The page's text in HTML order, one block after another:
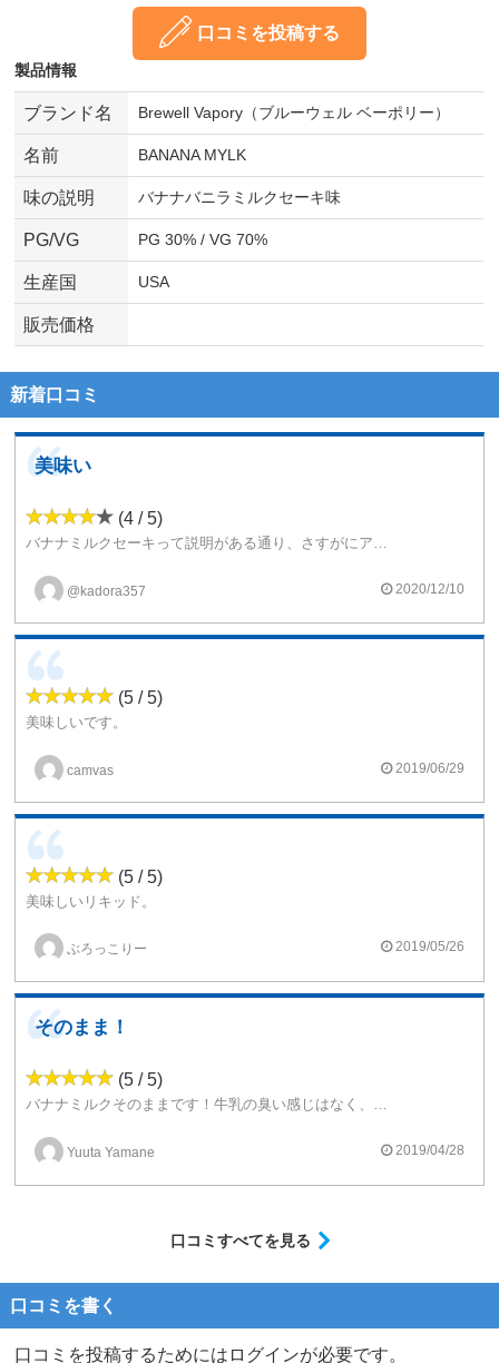
口コミを投稿する
製品情報
ブランド名 Brewell Vapory（ブルーウェル ベーポリー）
名前 BANANA MYLK
味の説明 バナナバニラミルクセーキ味
PG/VG PG 30% / VG 70%
生産国 USA
販売価格
新着口コミ
美味い
(4 / 5)
バナナミルクセーキって説明がある通り、さすがにアメリカのリキッドって感じで素晴らしい仕上がりに仕上がってるように思ってしまいましたでしょうか((o(^∇^)o))かなり、美味しいリキッドなんじゃないかと個人的には、思ってしまいましたでしょうか
@kadora357 2020/12/10
(5 / 5)
美味しいです。
濃厚の1本手前のような味わいで吸いやすく、程よく甘いです。
ただ夏場なんかにはちょっと遠慮かな。
camvas 2019/06/29
(5 / 5)
美味しいリキッド。
濃厚な味がしっかりでています。
もちろん甘いですが、しつこい程ではなく、これくらいの甘さが丁度いいかな。
ぶろっこりー 2019/05/26
そのまま！
(5 / 5)
バナナミルクそのままです！牛乳の臭い感じはなく、どちらかというと練乳に近いイメージでした。ミルキーでおいしいです！
Yuuta Yamane 2019/04/28
口コミすべてを見る
口コミを書く
口コミを投稿するためにはログインが必要です。